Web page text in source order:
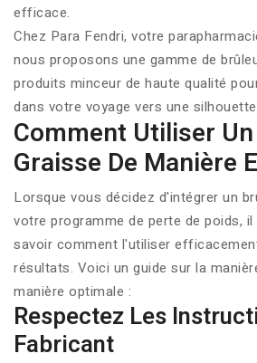
efficace.
Chez Para Fendri, votre
nous proposons une gamme de
produits minceur de haute qualité
dans votre voyage vers une
Comment Utiliser
Graisse De Manière
Lorsque vous décidez d'intégrer un
votre programme de perte de poids,
savoir comment l'utiliser
résultats. Voici un guide sur la
manière optimale :
Respectez Les
Fabricant